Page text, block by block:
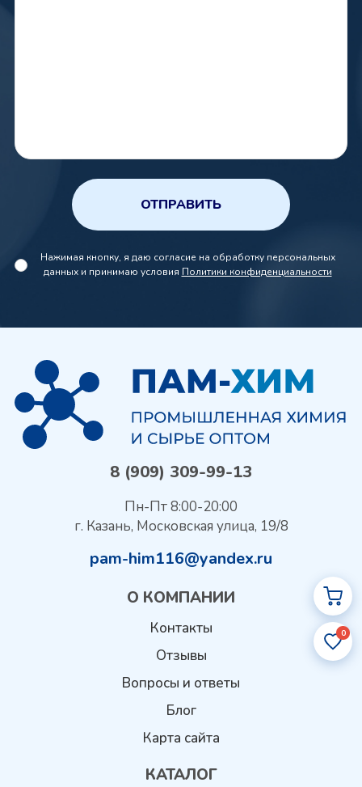
0
ОТПРАВИТЬ
Нажимая кнопку, я даю согласие на обработку персональных
данных и принимаю условия Политики конфиденциальности
8 (909) 309-99-13
Пн-Пт 8:00-20:00
г. Казань, Московская улица, 19/8
pam-him116@yandex.ru
О КОМПАНИИ
Контакты
Отзывы
Вопросы и ответы
Блог
Карта сайта
КАТАЛОГ